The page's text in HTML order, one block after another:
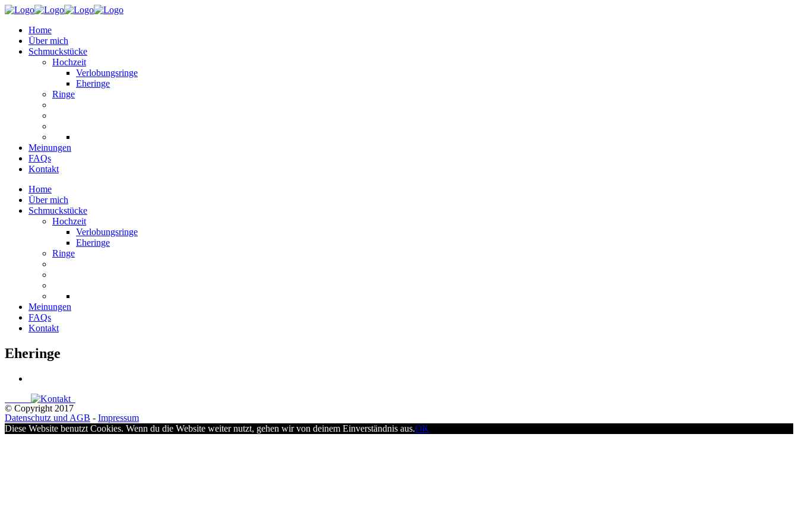
Home
Über mich
Schmuckstücke
Hochzeit
Verlobungsringe
Eheringe
Ringe
Meinungen
FAQs
Kontakt
Home
Über mich
Schmuckstücke
Hochzeit
Verlobungsringe
Eheringe
Ringe
Meinungen
FAQs
Kontakt
Eheringe
© Copyright 2017
Datenschutz und AGB - Impressum
Diese Website benutzt Cookies. Wenn du die Website weiter nutzt, gehen wir von deinem Einverständnis aus.OK